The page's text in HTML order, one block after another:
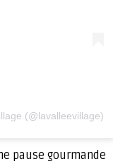
(@lavalleevillage)
pause gourmande